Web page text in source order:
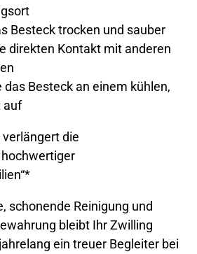
Besteck trocken und sauber
direkten Kontakt mit anderen
das Besteck an einem kühlen,
auf
verlängert die
schonende Reinigung und
bleibt Ihr Zwilling
ein treuer Begleiter bei